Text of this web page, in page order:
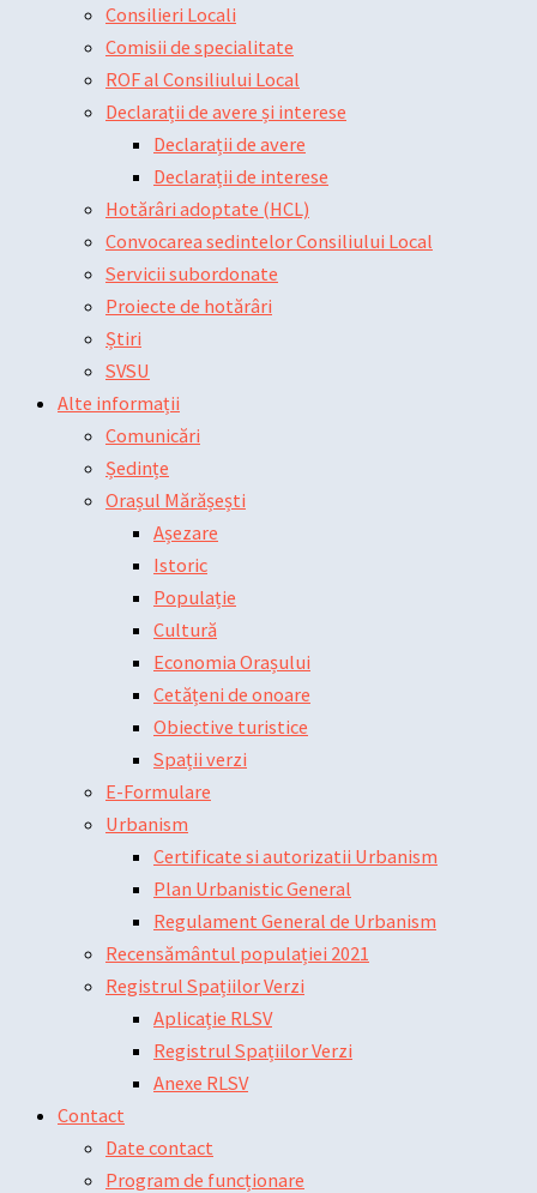
Consilieri Locali
Comisii de specialitate
ROF al Consiliului Local
Declarații de avere și interese
Declarații de avere
Declarații de interese
Hotărâri adoptate (HCL)
Convocarea sedintelor Consiliului Local
Servicii subordonate
Proiecte de hotărâri
Știri
SVSU
Alte informații
Comunicări
Ședințe
Orașul Mărășești
Așezare
Istoric
Populație
Cultură
Economia Orașului
Cetățeni de onoare
Obiective turistice
Spații verzi
E-Formulare
Urbanism
Certificate si autorizatii Urbanism
Plan Urbanistic General
Regulament General de Urbanism
Recensământul populației 2021
Registrul Spațiilor Verzi
Aplicație RLSV
Registrul Spațiilor Verzi
Anexe RLSV
Contact
Date contact
Program de funcționare